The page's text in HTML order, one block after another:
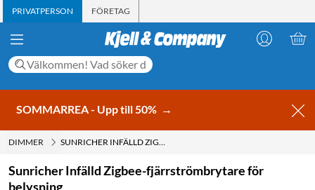
PRIVATPERSON FÖRETAG
SOMMARREA - Upp till 50% →
DIMMER SUNRICHER INFÄLLD ZIGBEE-FJÄRRSTRÖMBRYTARE FÖR BELYSNING
Sunricher Infälld Zigbee-fjärrströmbrytare för
belysning